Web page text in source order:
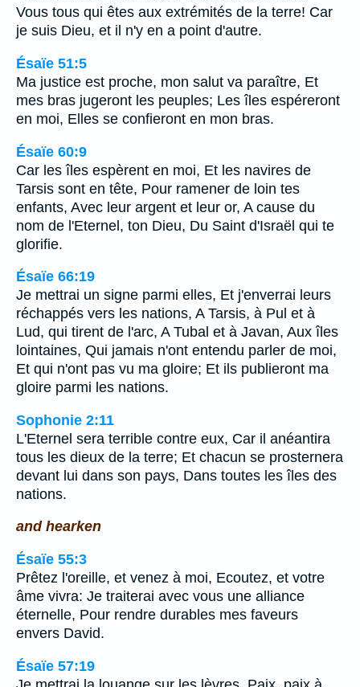
Vous tous qui êtes aux extrémités de la terre! Car
je suis Dieu, et il n'y en a point d'autre.
Ésaïe 51:5
Ma justice est proche, mon salut va paraître, Et
mes bras jugeront les peuples; Les îles espéreront
en moi, Elles se confieront en mon bras.
Ésaïe 60:9
Car les îles espèrent en moi, Et les navires de
Tarsis sont en tête, Pour ramener de loin tes
enfants, Avec leur argent et leur or, A cause du
nom de l'Eternel, ton Dieu, Du Saint d'Israël qui te
glorifie.
Ésaïe 66:19
Je mettrai un signe parmi elles, Et j'enverrai leurs
réchappés vers les nations, A Tarsis, à Pul et à
Lud, qui tirent de l'arc, A Tubal et à Javan, Aux îles
lointaines, Qui jamais n'ont entendu parler de moi,
Et qui n'ont pas vu ma gloire; Et ils publieront ma
gloire parmi les nations.
Sophonie 2:11
L'Eternel sera terrible contre eux, Car il anéantira
tous les dieux de la terre; Et chacun se prosternera
devant lui dans son pays, Dans toutes les îles des
nations.
and hearken
Ésaïe 55:3
Prêtez l'oreille, et venez à moi, Ecoutez, et votre
âme vivra: Je traiterai avec vous une alliance
éternelle, Pour rendre durables mes faveurs
envers David.
Ésaïe 57:19